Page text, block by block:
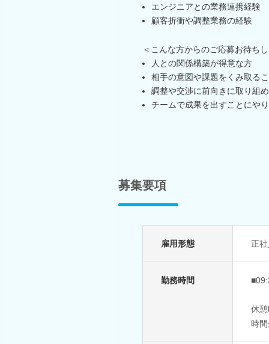
エンジニアとの業務連携経験
顧客折衝や調整業務の経験
＜こんな方からのご応募お待ち
人との関係構築が得意な方
相手の意図や課題をくみ取る
調整や交渉に前向きに取り組
チームで成果を出すことにや
募集要項
雇用形態 正
勤務時間
休
時